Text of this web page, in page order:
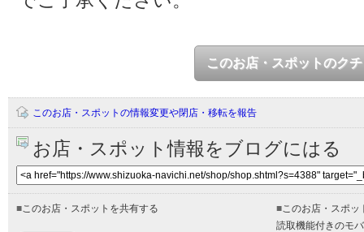
このお店・スポットのク
このお店・スポットの情報変更や閉店・移転を報告
お店・スポット情報をブログにはる
■このお店・スポットを共有する ■このお店・スポッ
読取機能付きのモ